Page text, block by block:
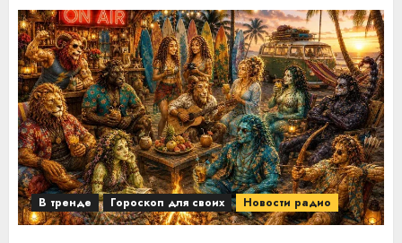
В тренде Гороскоп для своих Новости радио